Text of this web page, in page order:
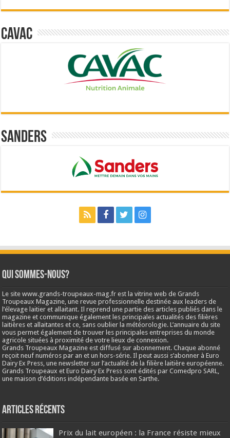
Cavac
Sanders
Qui sommes-nous?
Le site www.grands-troupeaux-mag.fr est la vitrine web de Grands
Troupeaux Magazine, une revue professionnelle destinée aux leaders de
l’élevage laitier et allaitant. Il reprend une partie des articles publiés dans le
magazine et communique également les principales actualités des filières
laitières et allaitantes et ce, sans oublier la météorologie. L’annuaire du site
vous permet également de trouver les principales entreprises du monde
agricole situées à proximité de votre lieux de connexion.
Grands Troupeaux Magazine est diffusé sur abonnement. Chaque abonné
reçoit neuf numéros par an et un hors-série. Il peut aussi s’abonner à Euro
Dairy Ex Press, une newsletter sur l’actualité de la filière laitière européenne.
Grands Troupeaux et Euro Dairy Ex Press sont édités par Comedpro SARL,
une maison d’éditions indépendante basée en Sarthe.
Articles récents
Prix du lait européen : la France résiste mieux